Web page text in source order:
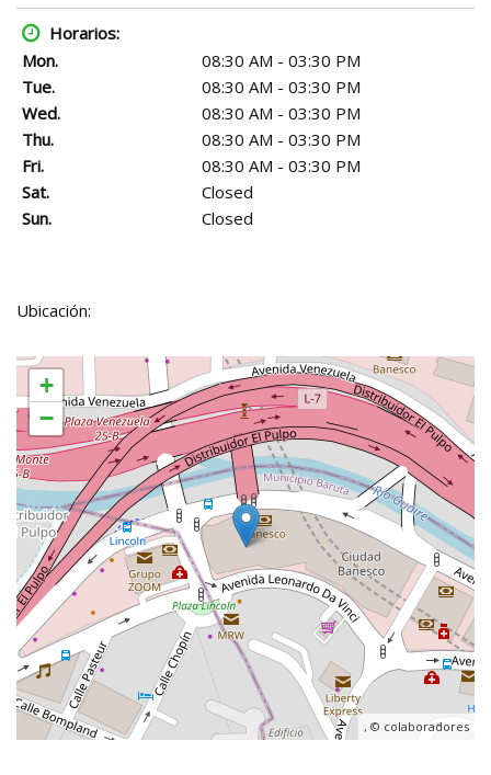
Horarios:
Mon.
08:30 AM - 03:30 PM
Tue.
08:30 AM - 03:30 PM
Wed.
08:30 AM - 03:30 PM
Thu.
08:30 AM - 03:30 PM
Fri.
08:30 AM - 03:30 PM
Sat.
Closed
Sun.
Closed
Ubicación:
+
−
, © colaboradores